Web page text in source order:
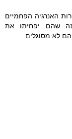
האנרגיה הפחמיים
שהם יפחיתו את
לא מסוגלים.